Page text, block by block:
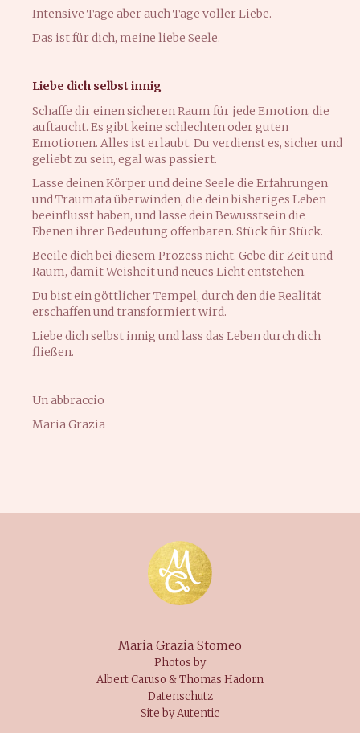
Intensive Tage aber auch Tage voller Liebe.
Das ist für dich, meine liebe Seele.
Liebe dich selbst innig
Schaffe dir einen sicheren Raum für jede Emotion, die
auftaucht. Es gibt keine schlechten oder guten
Emotionen. Alles ist erlaubt. Du verdienst es, sicher und
geliebt zu sein, egal was passiert.
Lasse deinen Körper und deine Seele die Erfahrungen
und Traumata überwinden, die dein bisheriges Leben
beeinflusst haben, und lasse dein Bewusstsein die
Ebenen ihrer Bedeutung offenbaren. Stück für Stück.
Beeile dich bei diesem Prozess nicht. Gebe dir Zeit und
Raum, damit Weisheit und neues Licht entstehen.
Du bist ein göttlicher Tempel, durch den die Realität
erschaffen und transformiert wird.
Liebe dich selbst innig und lass das Leben durch dich
fließen.
Un abbraccio
Maria Grazia
Maria Grazia Stomeo
Photos by
Albert Caruso & Thomas Hadorn
Datenschutz
Site by Autentic